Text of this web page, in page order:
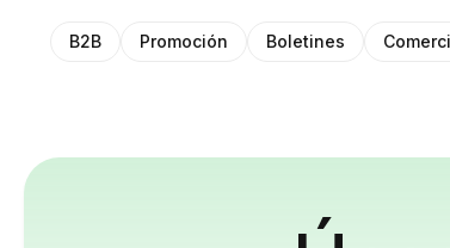
B2B Promoción Boletines